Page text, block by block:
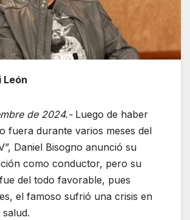
León
de 2024.-Luego de haber
fuera durante varios meses del
Daniel Bisogno anunció su
como conductor, pero su
del todo favorable, pues
el famoso sufrió una crisis en